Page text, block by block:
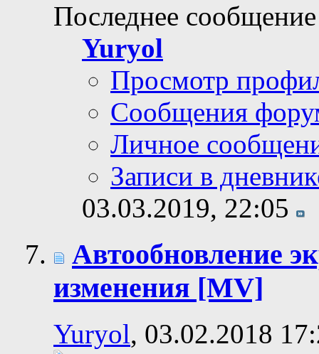
Последнее
Yuryol
Просмотр
Сообщения
Личное
Записи в
03.03.2019, 22:05
Автообновление
изменения [MV]
Yuryol, 03.02.2018